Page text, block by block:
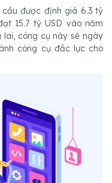
được định giá 6.3 tỷ
15.7 tỷ USD vào năm
công cụ này sẽ ngày
công cụ đắc lực cho